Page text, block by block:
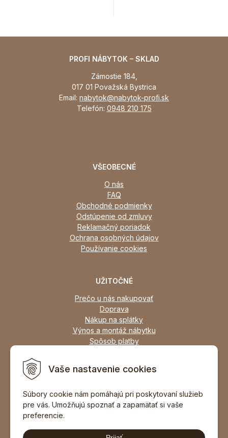
Vaše nastavenie cookies
Súbory cookie nám pomáhajú pri poskytovaní služieb
pre vás. Umožňujú spoznať a zapamätať si vaše
preferencie.
PROFI NÁBYTOK – SKLAD
Zámostie 184,
017 01 Považská Bystrica
Email: nabytok@nabytok-profi.sk
Telefón: 0948 210 175
VŠEOBECNÉ
O nás
FAQ
Obchodné podmienky
Odstúpenie od zmluvy
Reklamačný poriadok
Ochrana osobných údajov
Používanie cookies
UŽITOČNÉ
Prečo u nás nakupovať
Doprava
Nákup na splátky
Výnos a montáž nábytku
Spôsob platby
Zariadime všetky typy interiérov
DOPORUČIŤ ZNÁMEMU